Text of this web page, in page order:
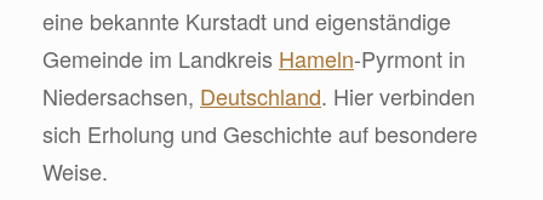
eine bekannte Kurstadt und eigenständige
Gemeinde im Landkreis Hameln-Pyrmont in
Niedersachsen, Deutschland. Hier verbinden
sich Erholung und Geschichte auf besondere
Weise.